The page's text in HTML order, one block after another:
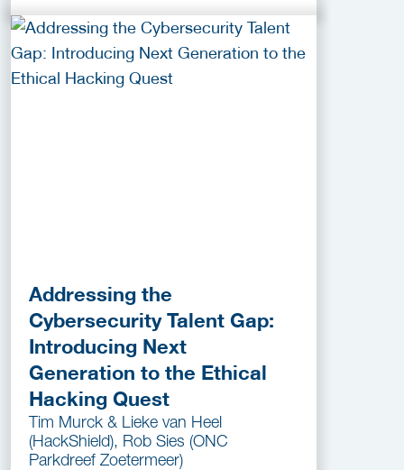
Addressing the
Cybersecurity Talent Gap:
Introducing Next
Generation to the Ethical
Hacking Quest
Tim Murck & Lieke van Heel
(HackShield), Rob Sies (ONC
Parkdreef Zoetermeer)